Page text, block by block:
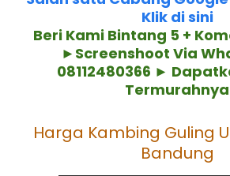
Klik di sini
Beri Kami Bintang 5 +
►Screenshoot Via
08112480366 ►
Termurahnya
Harga Kambing Guling
Bandung